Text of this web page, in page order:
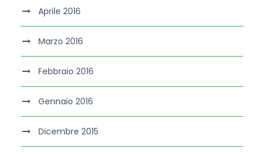
Aprile 2016
Marzo 2016
Febbraio 2016
Gennaio 2016
Dicembre 2015